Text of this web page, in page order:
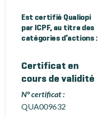
Est certifié Qualiopi
par ICPF, au titre des
catégories d’actions :
Certificat en
cours de validité
N° certificat :
QUA009632